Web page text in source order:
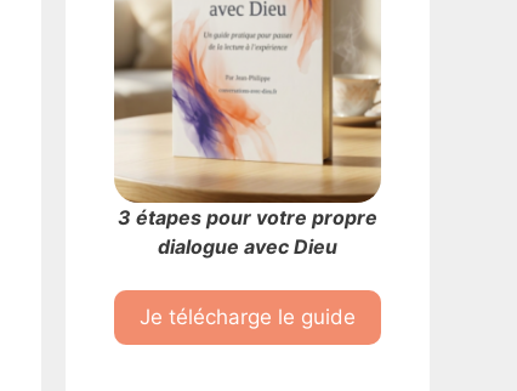
3 étapes pour votre propre
dialogue avec Dieu
Je télécharge le guide